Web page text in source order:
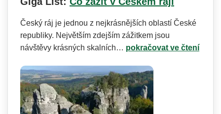
Český ráj je jednou z nejkrásnějších oblastí České
republiky. Největším zdejším zážitkem jsou
návštěvy krásných skalních… pokračovat ve čtení